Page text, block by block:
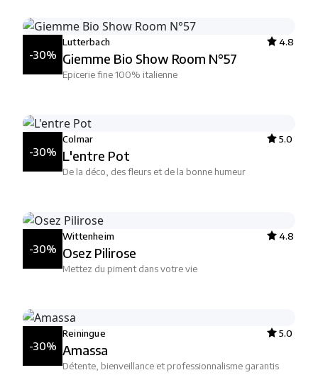
-30%
Lutterbach 4.8
Giemme Bio Show Room N°57
Epicerie fine 100% italienne
-30%
Colmar 5.0
L'entre Pot
De la déco, des fleurs et de la bonne humeur
-30%
Wittenheim 4.8
Osez Pilirose
Mettez du piment dans votre vie
-30%
Reiningue 5.0
Amassa
Détente, bienveillance et professionnalisme garantis